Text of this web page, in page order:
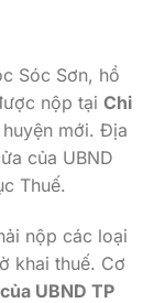
Sóc Sơn, hồ
nộp tại Chi
mới. Địa
của UBND
Thuế.
nộp các loại
khai thuế. Cơ
UBND TP